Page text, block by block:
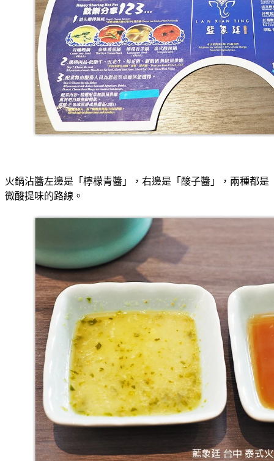
火鍋沾醬左邊是「檸檬青醬」，右邊是「酸子醬」，兩種都是
微酸提味的路線。